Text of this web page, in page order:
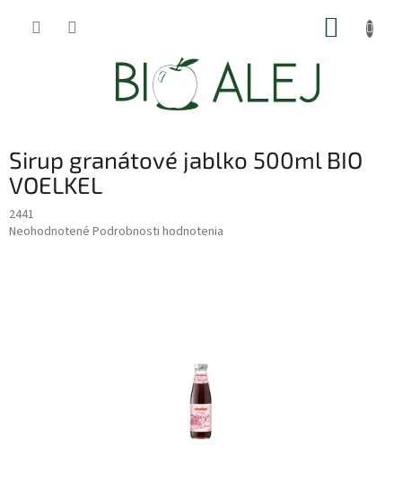
Sirup granátové jablko 500ml BIO
VOELKEL
2441
Priemerné
Neohodnotené Podrobnosti hodnotenia